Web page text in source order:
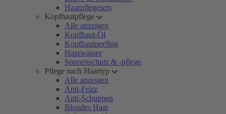
Haarpflegesets
Kopfhautpflege
Alle anzeigen
Kopfhaut-Öl
Kopfhautpeeling
Haarwasser
Sonnenschutz & -pflege
Pflege nach Haartyp
Alle anzeigen
Anti-Frizz
Anti-Schuppen
Blondes Haar